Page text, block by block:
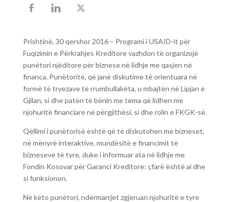
Prishtinë, 30 qershor 2016 – Programi i USAID-it për
Fuqizimin e Përkrahjes Kreditore vazhdon të organizojë
punëtori njëditore për biznese në lidhje me qasjen në
financa. Punëtoritë, që janë diskutime të orientuara në
formë të tryezave të rrumbullakëta, u mbajtën në Lipjan e
Gjilan, si dhe patën të bënin me tema që lidhen me
njohuritë financiare në përgjithësi, si dhe rolin e FKGK-së.
Qëllimi i punëtorisë është që të diskutohen me bizneset,
në mënyrë interaktive, mundësitë e financimit të
bizneseve të tyre, duke i informuar ata në lidhje me
Fondin Kosovar për Garanci Kreditore: çfarë është ai dhe
si funksionon.
Në këto punëtori, ndërmarrjet zgjeruan njohuritë e tyre